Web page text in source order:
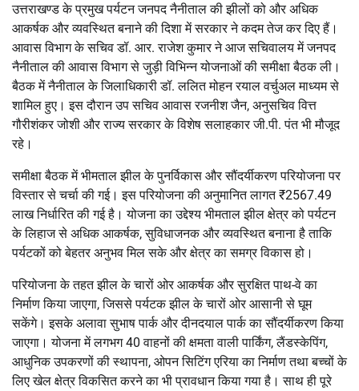
उत्तराखण्ड के प्रमुख पर्यटन जनपद नैनीताल की झीलों को और अधिक
आकर्षक और व्यवस्थित बनाने की दिशा में सरकार ने कदम तेज कर दिए हैं।
आवास विभाग के सचिव डॉ. आर. राजेश कुमार ने आज सचिवालय में जनपद
नैनीताल की आवास विभाग से जुड़ी विभिन्न योजनाओं की समीक्षा बैठक ली।
बैठक में नैनीताल के जिलाधिकारी डॉ. ललित मोहन रयाल वर्चुअल माध्यम से
शामिल हुए। इस दौरान उप सचिव आवास रजनीश जैन, अनुसचिव वित्त
गौरीशंकर जोशी और राज्य सरकार के विशेष सलाहकार जी.पी. पंत भी मौजूद
रहे।
समीक्षा बैठक में भीमताल झील के पुनर्विकास और सौंदर्यीकरण परियोजना पर
विस्तार से चर्चा की गई। इस परियोजना की अनुमानित लागत ₹2567.49
लाख निर्धारित की गई है। योजना का उद्देश्य भीमताल झील क्षेत्र को पर्यटन
के लिहाज से अधिक आकर्षक, सुविधाजनक और व्यवस्थित बनाना है ताकि
पर्यटकों को बेहतर अनुभव मिल सके और क्षेत्र का समग्र विकास हो।
परियोजना के तहत झील के चारों ओर आकर्षक और सुरक्षित पाथ-वे का
निर्माण किया जाएगा, जिससे पर्यटक झील के चारों ओर आसानी से घूम
सकेंगे। इसके अलावा सुभाष पार्क और दीनदयाल पार्क का सौंदर्यीकरण किया
जाएगा। योजना में लगभग 40 वाहनों की क्षमता वाली पार्किंग, लैंडस्केपिंग,
आधुनिक उपकरणों की स्थापना, ओपन सिटिंग एरिया का निर्माण तथा बच्चों के
लिए खेल क्षेत्र विकसित करने का भी प्रावधान किया गया है। साथ ही पूरे